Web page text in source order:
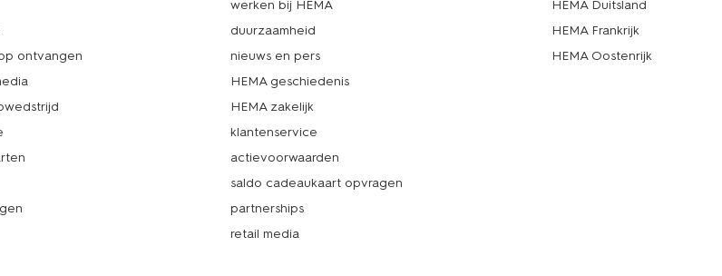
ontvangen
werken bij HEMA
duurzaamheid
nieuws en pers
HEMA geschiedenis
HEMA zakelijk
klantenservice
actievoorwaarden
saldo cadeaukaart opvragen
partnerships
retail media
HEMA Duitsland
HEMA Frankrijk
HEMA Oostenrijk